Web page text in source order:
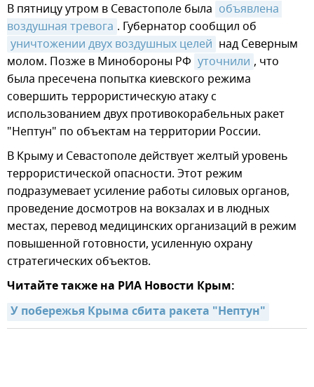
В пятницу утром в Севастополе была объявлена
воздушная тревога . Губернатор сообщил об
уничтожении двух воздушных целей над Северным
молом. Позже в Минобороны РФ уточнили , что
была пресечена попытка киевского режима
совершить террористическую атаку с
использованием двух противокорабельных ракет
"Нептун" по объектам на территории России.
В Крыму и Севастополе действует желтый уровень
террористической опасности. Этот режим
подразумевает усиление работы силовых органов,
проведение досмотров на вокзалах и в людных
местах, перевод медицинских организаций в режим
повышенной готовности, усиленную охрану
стратегических объектов.
Читайте также на РИА Новости Крым:
У побережья Крыма сбита ракета "Нептун"